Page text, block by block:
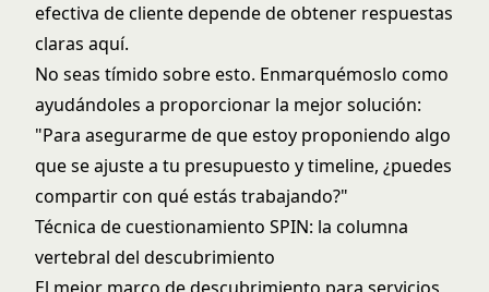
efectiva de clientedepende de obtener respuestas
claras aquí.
No seas tímido sobre esto. Enmarquémoslo como
ayudándoles a proporcionar la mejor solución:
"Para asegurarme de que estoy proponiendo algo
que se ajuste a tu presupuesto y timeline, ¿puedes
compartir con qué estás trabajando?"
Técnica de cuestionamiento SPIN: la columna
vertebral del descubrimiento